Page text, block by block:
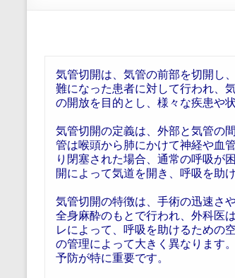
気管切開は、気管の前部を切開し
難になった患者に対して行われ、
の開放を目的とし、様々な疾患や
気管切開の定義は、外部と気管の
管は喉頭から肺にかけて神経や血
り閉塞された場合、通常の呼吸が
開によって気道を開き、呼吸を助
気管切開の特徴は、手術の迅速さ
全身麻酔のもとで行われ、外科医
レによって、呼吸を助けるための
の管理によって大きく異なります
予防が特に重要です。